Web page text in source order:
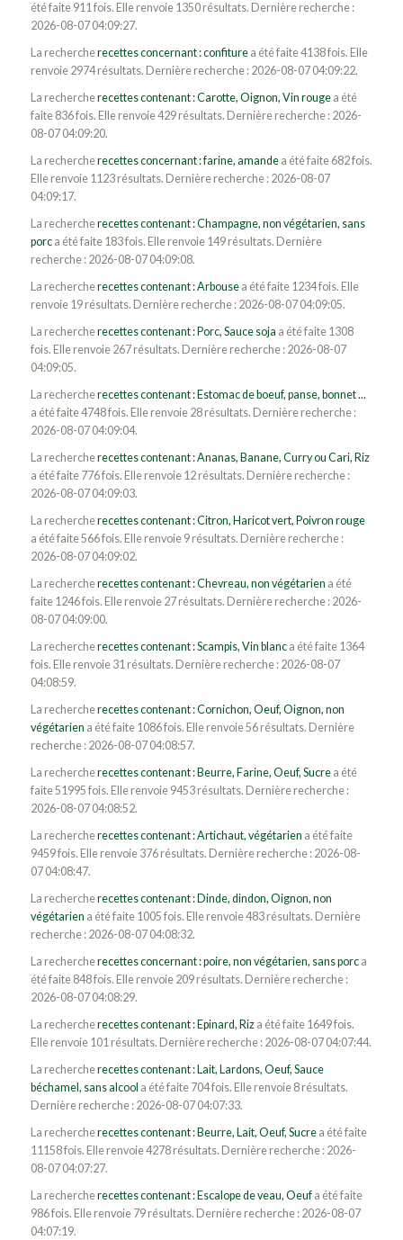
été faite 911 fois. Elle renvoie 1350 résultats. Dernière recherche :
2026-08-07 04:09:27.
La rechercherecettes concernant : confiturea été faite 4138 fois. Elle
renvoie 2974 résultats. Dernière recherche : 2026-08-07 04:09:22.
La rechercherecettes contenant : Carotte, Oignon, Vin rougea été
faite 836 fois. Elle renvoie 429 résultats. Dernière recherche : 2026-
08-07 04:09:20.
La rechercherecettes concernant : farine, amandea été faite 682 fois.
Elle renvoie 1123 résultats. Dernière recherche : 2026-08-07
04:09:17.
La rechercherecettes contenant : Champagne, non végétarien, sans
porca été faite 183 fois. Elle renvoie 149 résultats. Dernière
recherche : 2026-08-07 04:09:08.
La rechercherecettes contenant : Arbousea été faite 1234 fois. Elle
renvoie 19 résultats. Dernière recherche : 2026-08-07 04:09:05.
La rechercherecettes contenant : Porc, Sauce soja a été faite 1308
fois. Elle renvoie 267 résultats. Dernière recherche : 2026-08-07
04:09:05.
La rechercherecettes contenant : Estomac de boeuf, panse, bonnet ...
a été faite 4748 fois. Elle renvoie 28 résultats. Dernière recherche :
2026-08-07 04:09:04.
La rechercherecettes contenant : Ananas, Banane, Curry ou Cari, Riz
a été faite 776 fois. Elle renvoie 12 résultats. Dernière recherche :
2026-08-07 04:09:03.
La rechercherecettes contenant : Citron, Haricot vert, Poivron rouge
a été faite 566 fois. Elle renvoie 9 résultats. Dernière recherche :
2026-08-07 04:09:02.
La rechercherecettes contenant : Chevreau, non végétarien a été
faite 1246 fois. Elle renvoie 27 résultats. Dernière recherche : 2026-
08-07 04:09:00.
La rechercherecettes contenant : Scampis, Vin blanca été faite 1364
fois. Elle renvoie 31 résultats. Dernière recherche : 2026-08-07
04:08:59.
La rechercherecettes contenant : Cornichon, Oeuf, Oignon, non
végétarien a été faite 1086 fois. Elle renvoie 56 résultats. Dernière
recherche : 2026-08-07 04:08:57.
La rechercherecettes contenant : Beurre, Farine, Oeuf, Sucrea été
faite 51995 fois. Elle renvoie 9453 résultats. Dernière recherche :
2026-08-07 04:08:52.
La rechercherecettes contenant : Artichaut, végétarien a été faite
9459 fois. Elle renvoie 376 résultats. Dernière recherche : 2026-08-
07 04:08:47.
La rechercherecettes contenant : Dinde, dindon, Oignon, non
végétarien a été faite 1005 fois. Elle renvoie 483 résultats. Dernière
recherche : 2026-08-07 04:08:32.
La rechercherecettes concernant : poire, non végétarien, sans porca
été faite 848 fois. Elle renvoie 209 résultats. Dernière recherche :
2026-08-07 04:08:29.
La rechercherecettes contenant : Epinard, Riza été faite 1649 fois.
Elle renvoie 101 résultats. Dernière recherche : 2026-08-07 04:07:44.
La rechercherecettes contenant : Lait, Lardons, Oeuf, Sauce
béchamel, sans alcool a été faite 704 fois. Elle renvoie 8 résultats.
Dernière recherche : 2026-08-07 04:07:33.
La rechercherecettes contenant : Beurre, Lait, Oeuf, Sucrea été faite
11158 fois. Elle renvoie 4278 résultats. Dernière recherche : 2026-
08-07 04:07:27.
La rechercherecettes contenant : Escalope de veau, Oeufa été faite
986 fois. Elle renvoie 79 résultats. Dernière recherche : 2026-08-07
04:07:19.